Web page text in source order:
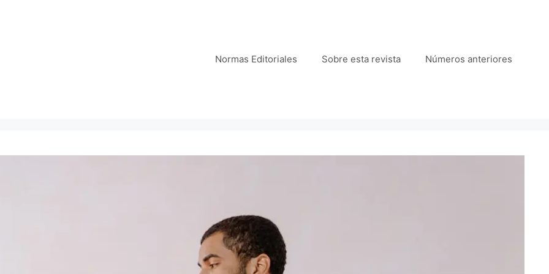
Normas Editoriales Sobre esta revista Números anteriores